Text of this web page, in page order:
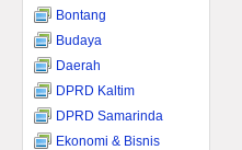
Bontang
Budaya
Daerah
DPRD Kaltim
DPRD Samarinda
Ekonomi & Bisnis